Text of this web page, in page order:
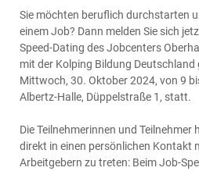
Sie möchten beruflich durchstarten
einem Job? Dann melden Sie sich
Speed-Dating des Jobcenters
mit der Kolping Bildung Deutschland
Mittwoch, 30. Oktober 2024, von 9
Albertz-Halle, Düppelstraße 1, statt.
Die Teilnehmerinnen und Teilnehmer
direkt in einen persönlichen Kontakt
Arbeitgebern zu treten: Beim Job-